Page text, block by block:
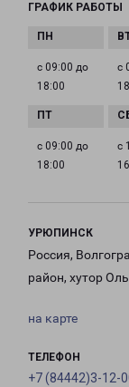
ГРАФИК РАБОТЫ
с 09:00 до
18:00
с
с 09:00 до
18:00
с
УРЮПИНСК
Россия,
район, хутор
на карте
ТЕЛЕФОН
+7 (84442)3-12-